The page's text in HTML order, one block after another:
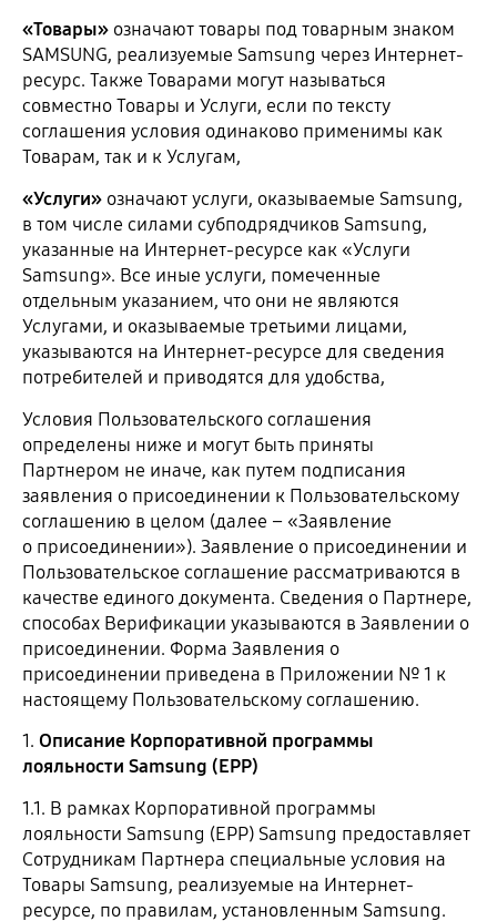
«Товары»означают товары под товарным знаком
SAMSUNG, реализуемые Samsung через Интернет-
ресурс. Также Товарами могут называться
совместно Товары и Услуги, если по тексту
соглашения условия одинаково применимы как
Товарам, так и к Услугам,
«Услуги»означают услуги, оказываемые Samsung,
в том числе силами субподрядчиков Samsung,
указанные на Интернет-ресурсе как «Услуги
Samsung». Все иные услуги, помеченные
отдельным указанием, что они не являются
Услугами, и оказываемые третьими лицами,
указываются на Интернет-ресурсе для сведения
потребителей и приводятся для удобства,
Условия Пользовательского соглашения
определены ниже и могут быть приняты
Партнером не иначе, как путем подписания
заявления о присоединении к Пользовательскому
соглашению в целом (далее – «Заявление
о присоединении»). Заявление о присоединении и
Пользовательское соглашение рассматриваются в
качестве единого документа. Сведения о Партнере,
способах Верификации указываются в Заявлении о
присоединении. Форма Заявления о
присоединении приведена в Приложении № 1 к
настоящему Пользовательскому соглашению.
1. Описание Корпоративной программы
лояльности Samsung (EPP)
1.1. В рамках Корпоративной программы
лояльности Samsung (EPP) Samsung предоставляет
Сотрудникам Партнера специальные условия на
Товары Samsung, реализуемые на Интернет-
ресурсе, по правилам, установленным Samsung.